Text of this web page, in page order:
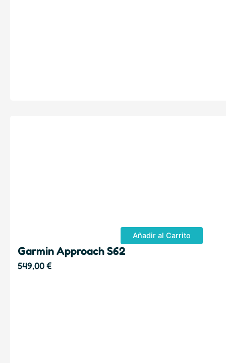
Añadir al Carrito
Garmin Approach S62
549,00€